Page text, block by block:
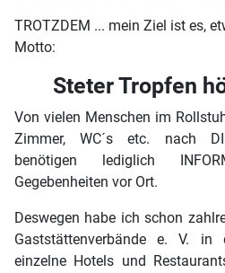
TROTZDEM ... mein Ziel ist es,
Motto:
Steter Tropfen
Von vielen Menschen im
Zimmer, WC´s etc. nach
benötigen lediglich
Gegebenheiten vor Ort.
Deswegen habe ich schon
Gaststättenverbände e. V. in
einzelne Hotels und